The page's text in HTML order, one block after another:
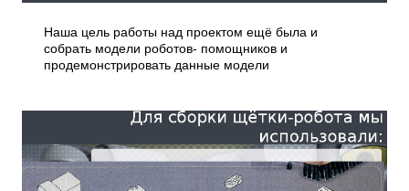
Наша цель работы над проектом ещё была и
собрать модели роботов- помощников и
продемонстрировать данные модели